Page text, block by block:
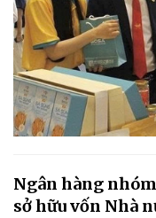
Ngân hàng
sở hữu vốn Nhà